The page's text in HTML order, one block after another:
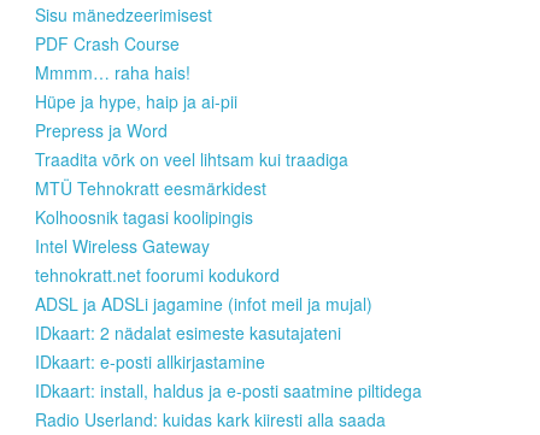
Sisu mänedzeerimisest
PDF Crash Course
Mmmm… raha hais!
Hüpe ja hype, haip ja ai-pii
Prepress ja Word
Traadita võrk on veel lihtsam kui traadiga
MTÜ Tehnokratt eesmärkidest
Kolhoosnik tagasi koolipingis
Intel Wireless Gateway
tehnokratt.net foorumi kodukord
ADSL ja ADSLi jagamine (infot meil ja mujal)
IDkaart: 2 nädalat esimeste kasutajateni
IDkaart: e-posti allkirjastamine
IDkaart: install, haldus ja e-posti saatmine piltidega
Radio Userland: kuidas kark kiiresti alla saada